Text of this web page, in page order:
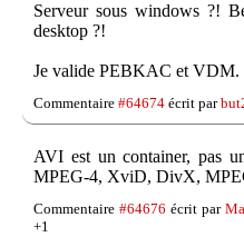
Serveur sous windows ?!
desktop ?!
Je valide PEBKAC et VDM.
Commentaire #64674 écrit par
AVI est un container, pas
MPEG-4, XviD, DivX,
Commentaire #64676 écrit par
+1